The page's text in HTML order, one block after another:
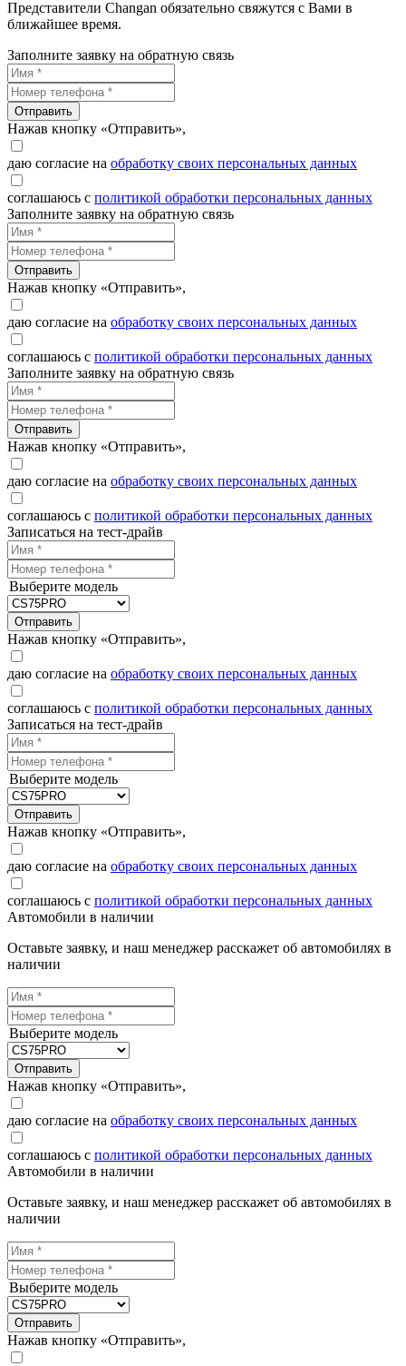
Представители Changan обязательно свяжутся с Вами в
ближайшее время.
Заполните заявку на обратную связь
Отправить
Нажав кнопку «Отправить»,
даю согласие на обработку своих персональных данных
соглашаюсь с политикой обработки персональных данных
Заполните заявку на обратную связь
Отправить
Нажав кнопку «Отправить»,
даю согласие на обработку своих персональных данных
соглашаюсь с политикой обработки персональных данных
Заполните заявку на обратную связь
Отправить
Нажав кнопку «Отправить»,
даю согласие на обработку своих персональных данных
соглашаюсь с политикой обработки персональных данных
Записаться на тест-драйв
Выберите модель
Отправить
Нажав кнопку «Отправить»,
даю согласие на обработку своих персональных данных
соглашаюсь с политикой обработки персональных данных
Записаться на тест-драйв
Выберите модель
Отправить
Нажав кнопку «Отправить»,
даю согласие на обработку своих персональных данных
соглашаюсь с политикой обработки персональных данных
Автомобили в наличии
Оставьте заявку, и наш менеджер расскажет об автомобилях в
наличии
Выберите модель
Отправить
Нажав кнопку «Отправить»,
даю согласие на обработку своих персональных данных
соглашаюсь с политикой обработки персональных данных
Автомобили в наличии
Оставьте заявку, и наш менеджер расскажет об автомобилях в
наличии
Выберите модель
Отправить
Нажав кнопку «Отправить»,